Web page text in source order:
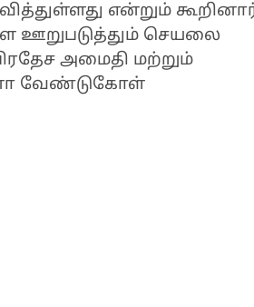
என்றும்
ஊறுபடுத்தும் செயலை
அமைதி மற்றும்
வேண்டுகோள்